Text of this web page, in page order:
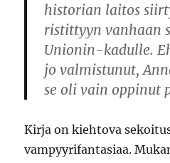
historian laitos
ristittyyn vanhaan
Unionin-kadulle.
jo valmistunut,
se oli vain oppinut
Kirja on kiehtova
vampyyrifantasiaa.